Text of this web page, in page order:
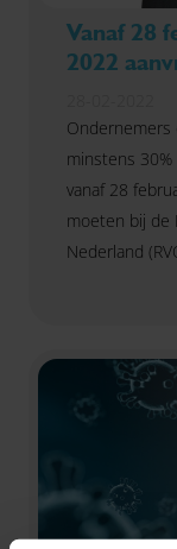
Vanaf 28
2022
Ondernemers
minstens
vanaf 28
moeten bij de
Nederland